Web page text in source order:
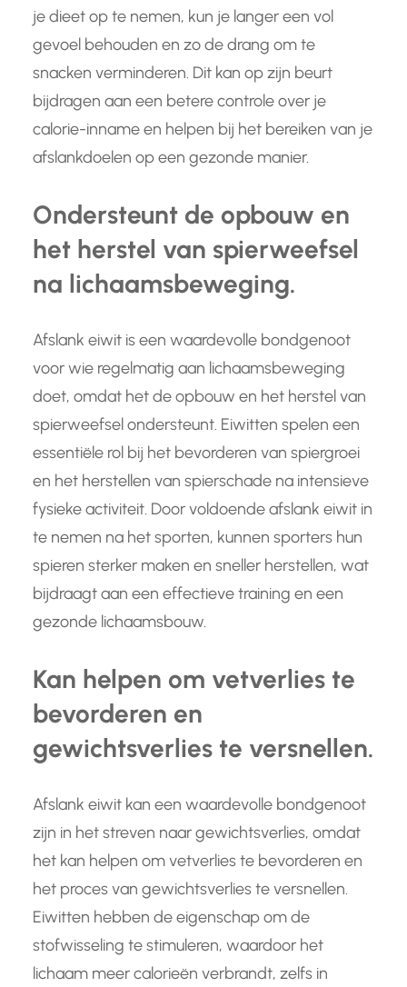
je dieet op te nemen, kun je langer een vol
gevoel behouden en zo de drang om te
snacken verminderen. Dit kan op zijn beurt
bijdragen aan een betere controle over je
calorie-inname en helpen bij het bereiken van je
afslankdoelen op een gezonde manier.
Ondersteunt de opbouw en
het herstel van spierweefsel
na lichaamsbeweging.
Afslank eiwit is een waardevolle bondgenoot
voor wie regelmatig aan lichaamsbeweging
doet, omdat het de opbouw en het herstel van
spierweefsel ondersteunt. Eiwitten spelen een
essentiële rol bij het bevorderen van spiergroei
en het herstellen van spierschade na intensieve
fysieke activiteit. Door voldoende afslank eiwit in
te nemen na het sporten, kunnen sporters hun
spieren sterker maken en sneller herstellen, wat
bijdraagt aan een effectieve training en een
gezonde lichaamsbouw.
Kan helpen om vetverlies te
bevorderen en
gewichtsverlies te versnellen.
Afslank eiwit kan een waardevolle bondgenoot
zijn in het streven naar gewichtsverlies, omdat
het kan helpen om vetverlies te bevorderen en
het proces van gewichtsverlies te versnellen.
Eiwitten hebben de eigenschap om de
stofwisseling te stimuleren, waardoor het
lichaam meer calorieën verbrandt, zelfs in